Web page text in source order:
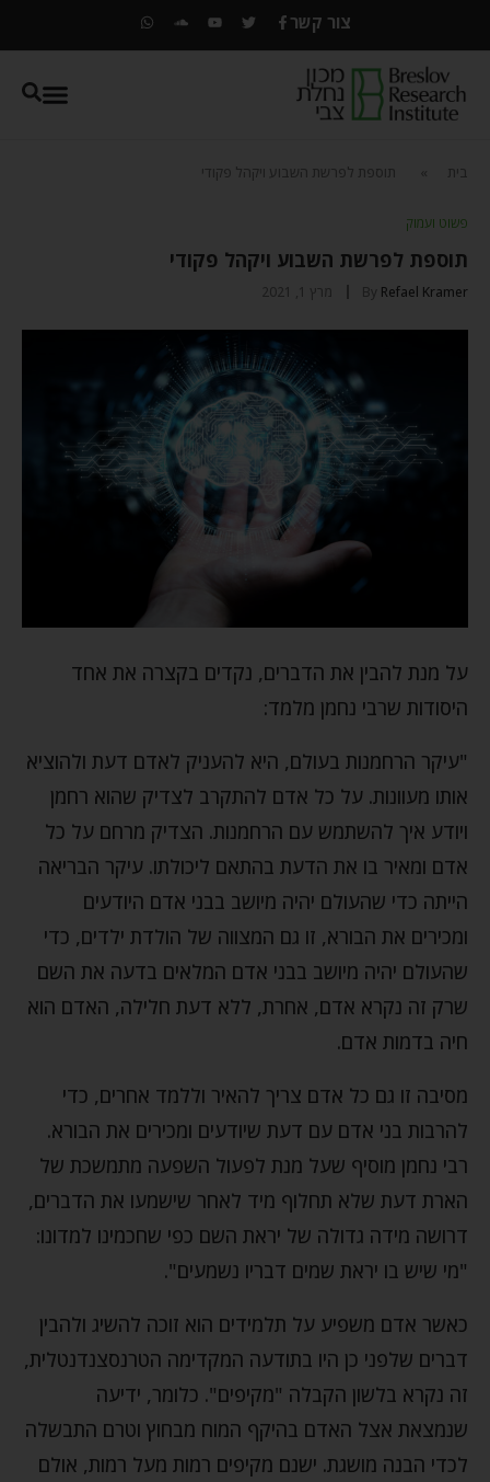
צור קשר
בית תוספת לפרשת השבוע ויקהל פקודי
פשוט ועמוק
תוספת לפרשת השבוע ויקהל פקודי
By Refael Kramer מרץ 1, 2021
על מנת להבין את הדברים, נקדים בקצרה את אחד
היסודות שרבי נחמן מלמד:
"עיקר הרחמנות בעולם, היא להעניק לאדם דעת ולהוציא
אותו מעוונות. על כל אדם להתקרב לצדיק שהוא רחמן
ויודע איך להשתמש עם הרחמנות. הצדיק מרחם על כל
אדם ומאיר בו את הדעת בהתאם ליכולתו. עיקר הבריאה
הייתה כדי שהעולם יהיה מיושב בבני אדם היודעים
ומכירים את הבורא, זו גם המצווה של הולדת ילדים, כדי
שהעולם יהיה מיושב בבני אדם המלאים בדעה את השם
שרק זה נקרא אדם, אחרת, ללא דעת חלילה, האדם הוא
חיה בדמות אדם.
מסיבה זו גם כל אדם צריך להאיר וללמד אחרים, כדי
להרבות בני אדם עם דעת שיודעים ומכירים את הבורא.
רבי נחמן מוסיף שעל מנת לפעול השפעה מתמשכת של
הארת דעת שלא תחלוף מיד לאחר שישמעו את הדברים,
דרושה מידה גדולה של יראת השם כפי שחכמינו למדונו:
"מי שיש בו יראת שמים דבריו נשמעים".
כאשר אדם משפיע על תלמידים הוא זוכה להשיג ולהבין
דברים שלפני כן היו בתודעה המקדימה הטרנסצנדנטלית,
זה נקרא בלשון הקבלה "מקיפים". כלומר, ידיעה
שנמצאת אצל האדם בהיקף המוח מבחוץ וטרם התבשלה
לכדי הבנה מושגת. ישנם מקיפים רמות מעל רמות, אולם